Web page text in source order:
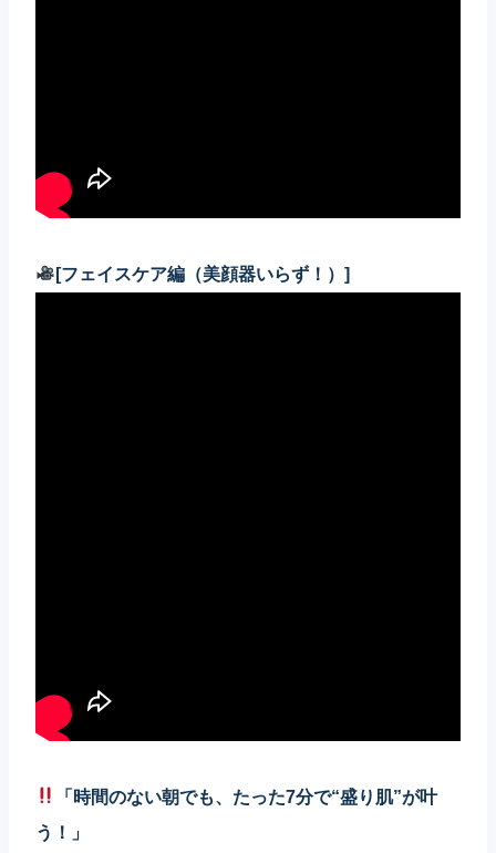
[フェイスケア編（美顔器いらず！）]
「時間のない朝でも、たった7分で“盛り肌”が叶
う！」